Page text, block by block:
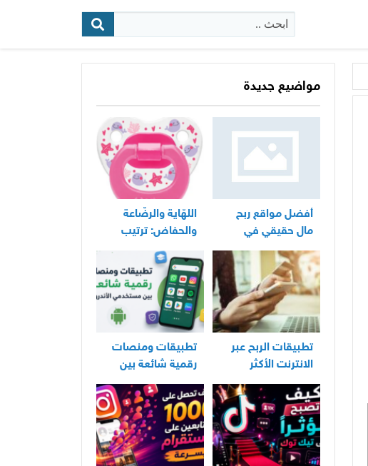
البحث:
مواضيع جديدة
أفضل مواقع ربح
مال حقيقي في
المغرب
اللهّاية والرضّاعة
والحفاض: ترتيب
عملي لأساسيات
العناية اليومية
بالرضيع
تطبيقات الربح عبر
الانترنت الأكثر
استخدامًا في العراق
تطبيقات ومنصات
رقمية شائعة بين
مستخدمي الأندرويد